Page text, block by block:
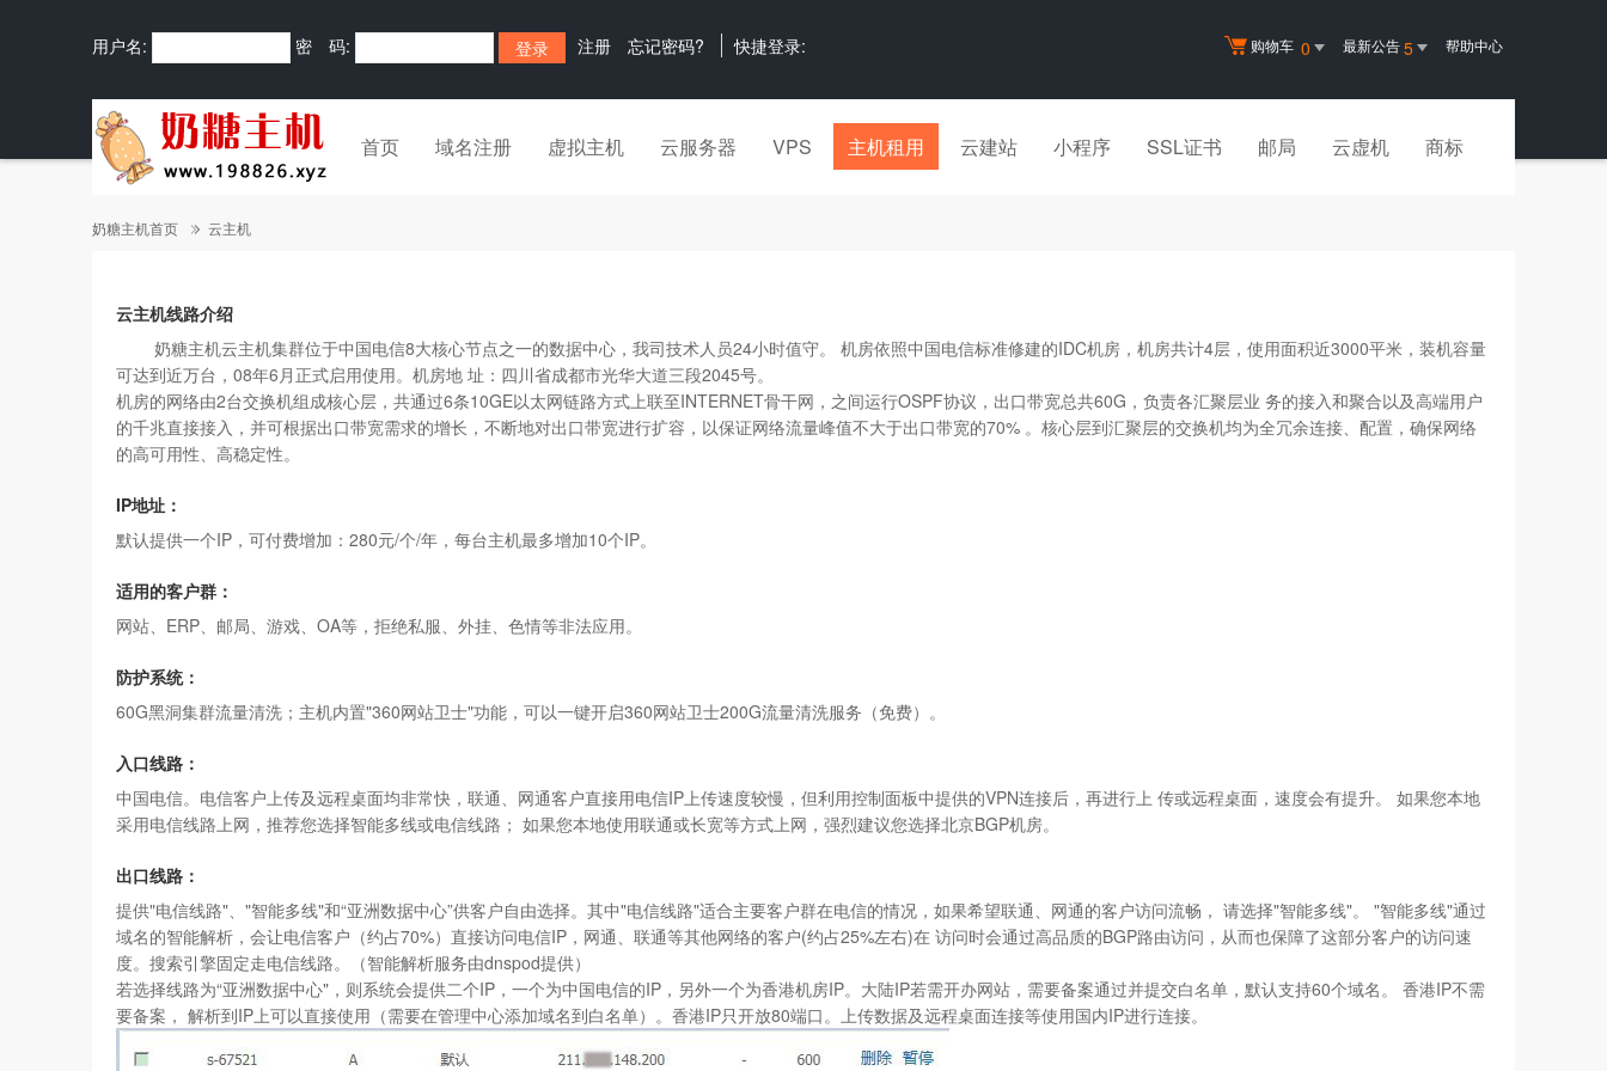
购物车 0 最新公告5 帮助中心
用户名: 密 码: 注册 忘记密码? 快捷登录:
首页 域名注册 虚拟主机 云服务器 VPS 主机租用 云建站 小程序 SSL证书 邮局 云虚机 商标
奶糖主机首页 云主机
云主机线路介绍
奶糖主机云主机集群位于中国电信8大核心节点之一的数据中心，我司技术人员24小时值守。 机房依照中国电信标准修建的IDC机房，机房共计4层，使用面积近3000平米，装机容量
可达到近万台，08年6月正式启用使用。机房地 址：四川省成都市光华大道三段2045号。
机房的网络由2台交换机组成核心层，共通过6条10GE以太网链路方式上联至INTERNET骨干网，之间运行OSPF协议，出口带宽总共60G，负责各汇聚层业 务的接入和聚合以及高端用户
的千兆直接接入，并可根据出口带宽需求的增长，不断地对出口带宽进行扩容，以保证网络流量峰值不大于出口带宽的70% 。核心层到汇聚层的交换机均为全冗余连接、配置，确保网络
的高可用性、高稳定性。
IP地址：
默认提供一个IP，可付费增加：280元/个/年，每台主机最多增加10个IP。
适用的客户群：
网站、ERP、邮局、游戏、OA等，拒绝私服、外挂、色情等非法应用。
防护系统：
60G黑洞集群流量清洗；主机内置"360网站卫士"功能，可以一键开启360网站卫士200G流量清洗服务（免费）。
入口线路：
中国电信。电信客户上传及远程桌面均非常快，联通、网通客户直接用电信IP上传速度较慢，但利用控制面板中提供的VPN连接后，再进行上 传或远程桌面，速度会有提升。 如果您本地
采用电信线路上网，推荐您选择智能多线或电信线路； 如果您本地使用联通或长宽等方式上网，强烈建议您选择北京BGP机房。
出口线路：
提供"电信线路"、"智能多线"和“亚洲数据中心”供客户自由选择。其中"电信线路"适合主要客户群在电信的情况，如果希望联通、网通的客户访问流畅， 请选择"智能多线"。 "智能多线"通过
域名的智能解析，会让电信客户（约占70%）直接访问电信IP，网通、联通等其他网络的客户(约占25%左右)在 访问时会通过高品质的BGP路由访问，从而也保障了这部分客户的访问速
度。搜索引擎固定走电信线路。（智能解析服务由dnspod提供）
若选择线路为“亚洲数据中心" ，则系统会提供二个IP，一个为中国电信的IP，另外一个为香港机房IP。大陆IP若需开办网站，需要备案通过并提交白名单，默认支持60个域名。 香港IP不需
要备案， 解析到IP上可以直接使用（需要在管理中心添加域名到白名单）。香港IP只开放80端口。上传数据及远程桌面连接等使用国内IP进行连接。